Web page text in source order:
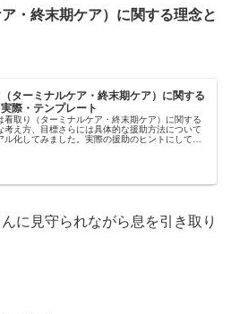
・終末期ケア）に関する理念と
ターミナルケア・終末期ケア）に関する
際・テンプレート
看取り（ターミナルケア・終末期ケア）に関する
考え方、目標さらには具体的な援助方法について
ル化してみました。実際の援助のヒントにして頂
に見守られながら息を引き取り